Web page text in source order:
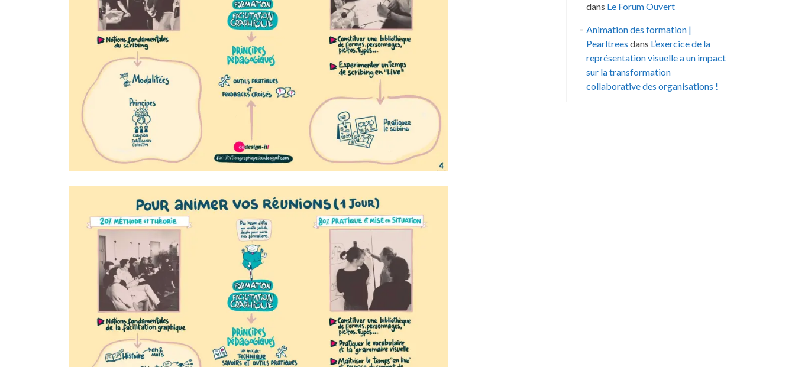
dans Le Forum Ouvert
Animation des formation |
Pearltrees dans L’exercice de la
représentation visuelle a un impact
sur la transformation
collaborative des organisations !